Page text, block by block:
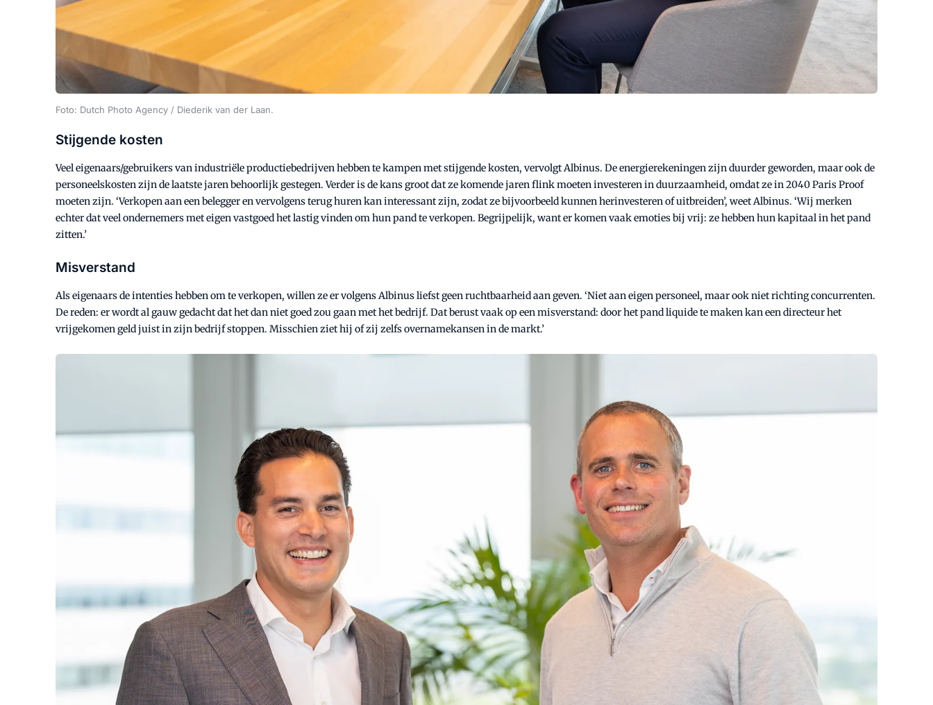
Foto: Dutch Photo Agency / Diederik van der Laan.
Stijgende kosten
Veel eigenaars/gebruikers van industriële productiebedrijven hebben te kampen met stijgende kosten, vervolgt Albinus. De energierekeningen zijn duurder geworden, maar ook de
personeelskosten zijn de laatste jaren behoorlijk gestegen. Verder is de kans groot dat ze komende jaren flink moeten investeren in duurzaamheid, omdat ze in 2040 Paris Proof
moeten zijn. ‘Verkopen aan een belegger en vervolgens terug huren kan interessant zijn, zodat ze bijvoorbeeld kunnen herinvesteren of uitbreiden’, weet Albinus. ‘Wij merken
echter dat veel ondernemers met eigen vastgoed het lastig vinden om hun pand te verkopen. Begrijpelijk, want er komen vaak emoties bij vrij: ze hebben hun kapitaal in het pand
zitten.’
Misverstand
Als eigenaars de intenties hebben om te verkopen, willen ze er volgens Albinus liefst geen ruchtbaarheid aan geven. ‘Niet aan eigen personeel, maar ook niet richting concurrenten.
De reden: er wordt al gauw gedacht dat het dan niet goed zou gaan met het bedrijf. Dat berust vaak op een misverstand: door het pand liquide te maken kan een directeur het
vrijgekomen geld juist in zijn bedrijf stoppen. Misschien ziet hij of zij zelfs overnamekansen in de markt.’